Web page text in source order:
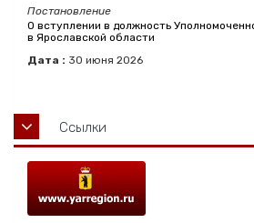
Постановление
О вступлении в должность
в Ярославской области
Дата : 30 июня 2026
Ссылки